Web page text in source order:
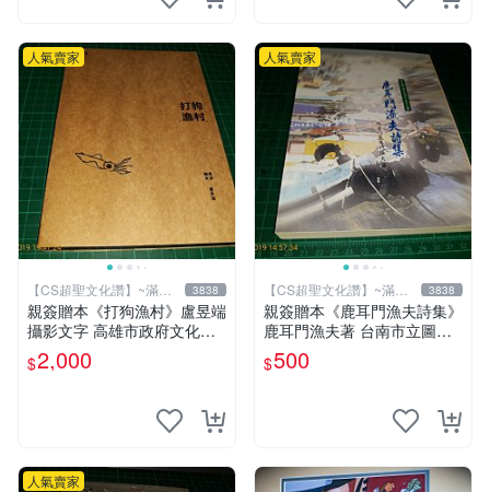
人氣賣家
【CS超聖文化讚】~滿千
元送運
3838
親簽贈本《打狗漁村》盧昱端
攝影文字 高雄市政府文化局
2013年初版 【CS超聖文化
讚】
$2,000
人氣賣家
【CS超聖文化讚】~滿千
元送運
3838
親簽贈本《鹿耳門漁夫詩集》
鹿耳門漁夫著 台南市立圖書
館 民國91年 【CS超聖文化
讚】
$500
人氣賣家